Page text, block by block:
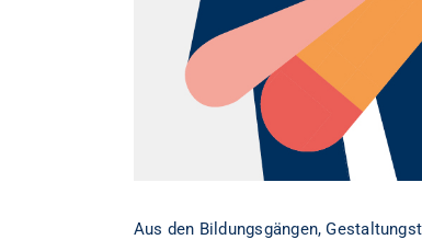
Aus den Bildungsgängen,